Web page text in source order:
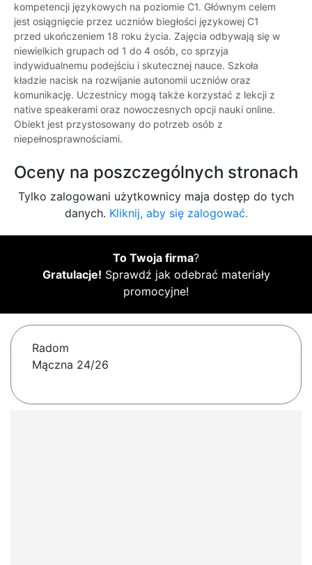
kompetencji językowych na poziomie C1. Głównym celem
jest osiągnięcie przez uczniów biegłości językowej C1
przed ukończeniem 18 roku życia. Zajęcia odbywają się w
niewielkich grupach od 1 do 4 osób, co sprzyja
indywidualnemu podejściu i skutecznej nauce. Szkoła
kładzie nacisk na rozwijanie autonomii uczniów oraz
komunikację. Uczestnicy mogą także korzystać z lekcji z
native speakerami oraz nowoczesnych opcji nauki online.
Obiekt jest przystosowany do potrzeb osób z
niepełnosprawnościami.
Oceny na poszczególnych stronach
Tylko zalogowani użytkownicy maja dostęp do tych
danych. Kliknij, aby się zalogować.
To Twoja firma?
Gratulacje! Sprawdź jak odebrać materiały
promocyjne!
Radom
Mączna 24/26